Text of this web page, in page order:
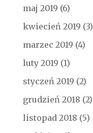
maj 2019 (6)
kwiecień 2019 (3)
marzec 2019 (4)
luty 2019 (1)
styczeń 2019 (2)
grudzień 2018 (2)
listopad 2018 (5)